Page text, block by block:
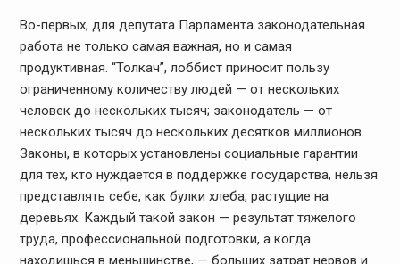
Во-первых, для депутата Парламентазаконодательная
работа не только самая важная, но и самая
продуктивная. “Толкач”, лоббист приносит пользу
ограниченному количеству людей — от нескольких
человекдо нескольких тысяч; законодатель — от
нескольких тысяч до нескольких десятков миллионов.
Законы, в которых установлены социальные гарантии
для тех, кто нуждается в поддержке государства, нельзя
представлять себе, как булки хлеба, растущие на
деревьях. Каждый такой закон — результат тяжелого
труда, профессиональной подготовки, а когда
находишься в меньшинстве, — больших затрат нервов и